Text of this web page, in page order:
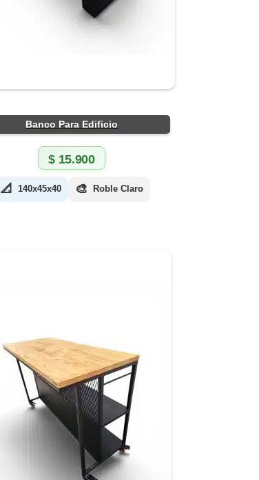
Banco Para Edificio
$15.900
📐 140x45x40 🎨 Roble Claro